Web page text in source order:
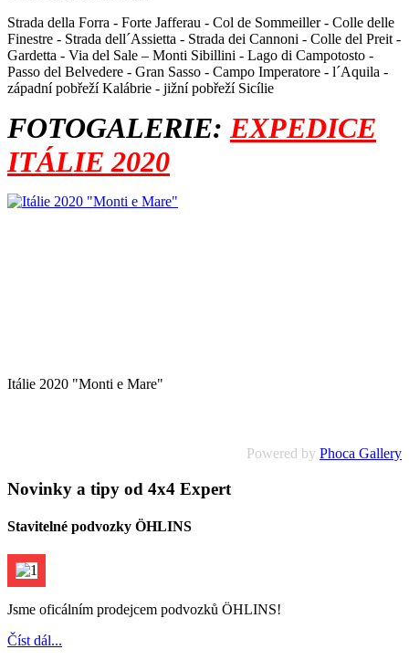
Strada della Forra - Forte Jafferau - Col de Sommeiller - Colle delle
Finestre - Strada dell´Assietta - Strada dei Cannoni - Colle del Preit -
Gardetta - Via del Sale – Monti Sibillini - Lago di Campotosto -
Passo del Belvedere - Gran Sasso - Campo Imperatore - l´Aquila -
západní pobřeží Kalábrie - jižní pobřeží Sicílie
FOTOGALERIE: EXPEDICE
ITÁLIE 2020
Itálie 2020 "Monti e Mare"
Powered by Phoca Gallery
Novinky a tipy od 4x4 Expert
Stavitelné podvozky ÖHLINS
Jsme oficálním prodejcem podvozků ÖHLINS!
Číst dál...